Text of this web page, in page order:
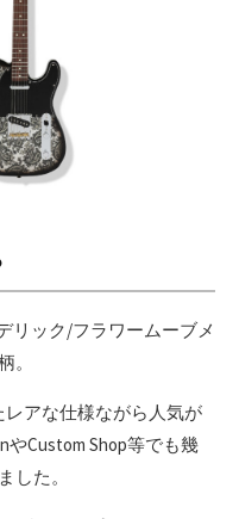
リック/フラワームーブメ
。
アな仕様ながら人気が
やCustom Shop等でも幾
した。